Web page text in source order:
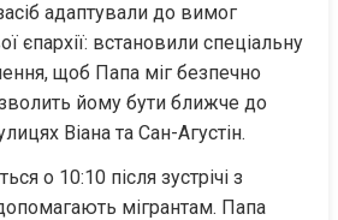
адаптували до вимог
єпархії: встановили спеціальну
щоб Папа міг безпечно
йому бути ближче до
Віана та Сан-Агустін.
о 10:10 після зустрічі з
мігрантам. Папа